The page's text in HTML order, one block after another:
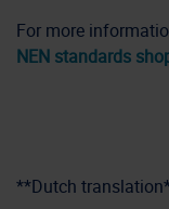
For more
NEN standards
**Dutch